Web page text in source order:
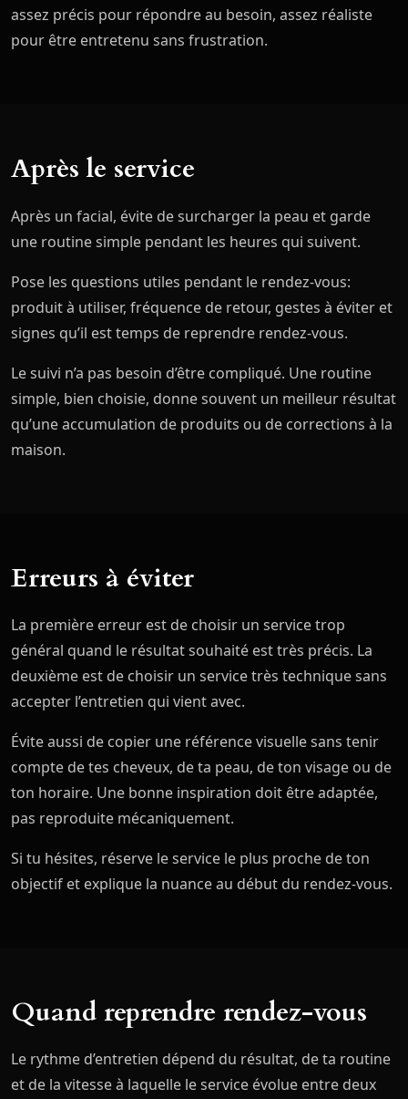
assez précis pour répondre au besoin, assez réaliste
pour être entretenu sans frustration.
Après le service
Après un facial, évite de surcharger la peau et garde
une routine simple pendant les heures qui suivent.
Pose les questions utiles pendant le rendez-vous:
produit à utiliser, fréquence de retour, gestes à éviter et
signes qu’il est temps de reprendre rendez-vous.
Le suivi n’a pas besoin d’être compliqué. Une routine
simple, bien choisie, donne souvent un meilleur résultat
qu’une accumulation de produits ou de corrections à la
maison.
Erreurs à éviter
La première erreur est de choisir un service trop
général quand le résultat souhaité est très précis. La
deuxième est de choisir un service très technique sans
accepter l’entretien qui vient avec.
Évite aussi de copier une référence visuelle sans tenir
compte de tes cheveux, de ta peau, de ton visage ou de
ton horaire. Une bonne inspiration doit être adaptée,
pas reproduite mécaniquement.
Si tu hésites, réserve le service le plus proche de ton
objectif et explique la nuance au début du rendez-vous.
Quand reprendre rendez-vous
Le rythme d’entretien dépend du résultat, de ta routine
et de la vitesse à laquelle le service évolue entre deux